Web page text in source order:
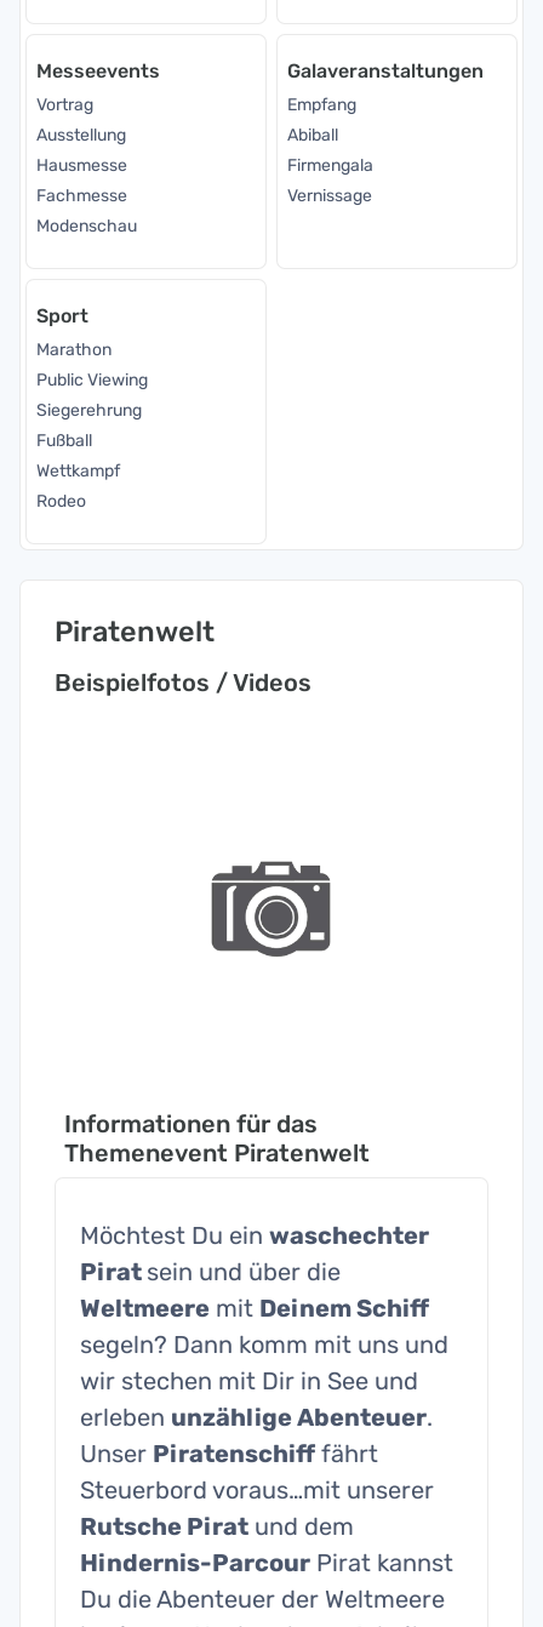
Messeevents
Vortrag
Ausstellung
Hausmesse
Fachmesse
Modenschau
Galaveranstaltungen
Empfang
Abiball
Firmengala
Vernissage
Sport
Marathon
Public Viewing
Siegerehrung
Fußball
Wettkampf
Rodeo
Piratenwelt
Beispielfotos / Videos
Informationen für das
Themenevent Piratenwelt
Möchtest Du ein waschechter
Pirat sein und über die
Weltmeere mit Deinem Schiff
segeln? Dann komm mit uns und
wir stechen mit Dir in See und
erleben unzählige Abenteuer.
Unser Piratenschiff fährt
Steuerbord voraus…mit unserer
Rutsche Pirat und dem
Hindernis-Parcour Pirat kannst
Du die Abenteuer der Weltmeere